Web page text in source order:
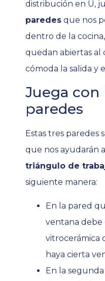
distribución en U,
paredes que nos
dentro de la
quedan abiertas al
cómoda la salida y
Juega con
paredes
Estas tres paredes
que nos ayudarán
triángulo de
siguiente manera:
En la pared
ventana debe
vitrocerámica
haya cierta
En la